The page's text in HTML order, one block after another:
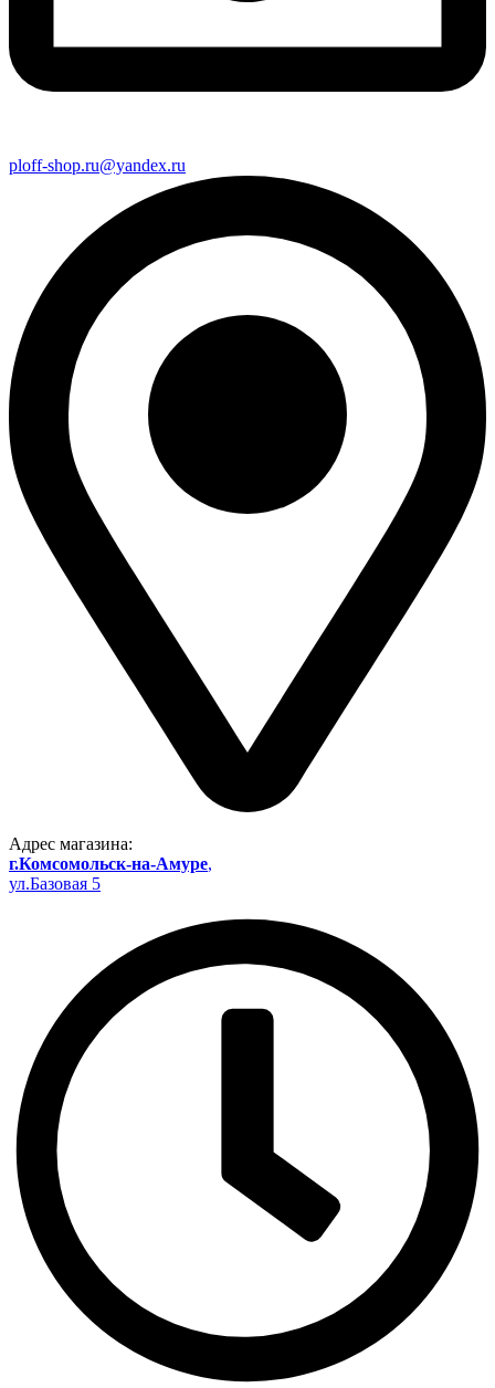
ploff-shop.ru@yandex.ru
Адрес магазина:
г.Комсомольск-на-Амуре,
ул.Базовая 5